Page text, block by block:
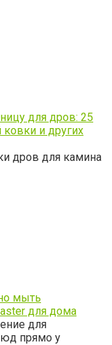
для дров: 25
ковки и других
дров для камина
мыть
для дома
для
прямо у